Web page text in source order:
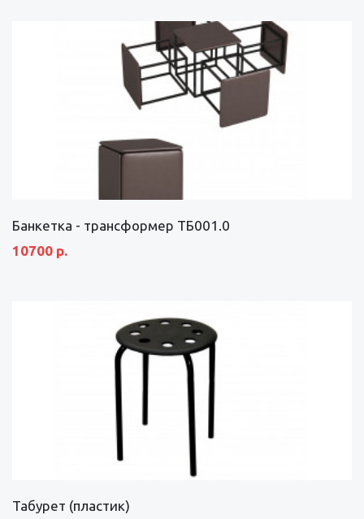
Банкетка - трансформер ТБ001.0
10700 р.
Табурет (пластик)